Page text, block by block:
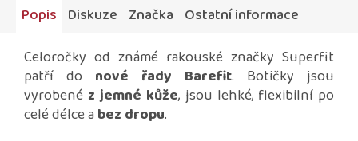
Popis Diskuze Značka Ostatní informace
Celoročky od známé rakouské značky Superfit
patří do nové řady Barefit. Botičky jsou
vyrobené z jemné kůže, jsou lehké, flexibilní po
celé délce abez dropu.